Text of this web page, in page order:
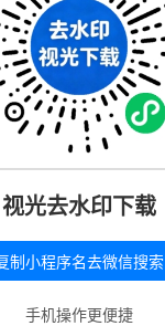
视光去水印下载
制小程序名去微信搜索
手机操作更便捷